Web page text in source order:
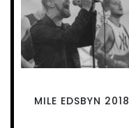
MILE EDSBYN 2018